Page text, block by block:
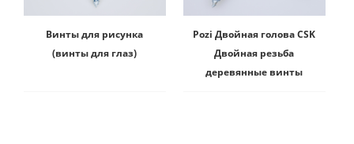
Винты для рисунка
(винты для глаз)
Pozi Двойная голова CSK
Двойная резьба
деревянные винты